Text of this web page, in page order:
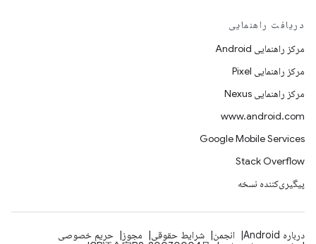
دریافت راهنمایی
مرکز راهنمایی Android
مرکز راهنمایی Pixel
مرکز راهنمایی Nexus
www.android.com
Google Mobile Services
Stack Overflow
پیگیری‌کننده نسخه
درباره Android انجمن شرایط حقوقی مجوز
حریم خصوصی